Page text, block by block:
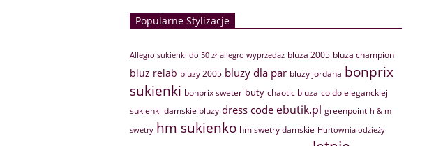
Popularne Stylizacje
Allegro sukienki do 50 zł allegro wyprzedaż bluza 2005 bluza champion
bluz relab bluzy 2005 bluzy dla par bluzy jordana bonprix
sukienki bonprix sweter buty chaotic bluza co do eleganckiej
sukienki damskie bluzy dress code ebutik.pl greenpoint h & m
swetry hm sukienko hm swetry damskie Hurtownia odzieży